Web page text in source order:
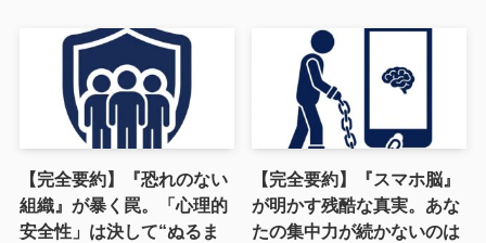
【完全要約】『恐れのない
組織』が暴く罠。「心理的
安全性」は決して“ぬるま
【完全要約】『スマホ脳』
が明かす残酷な真実。あな
たの集中力が続かないのは